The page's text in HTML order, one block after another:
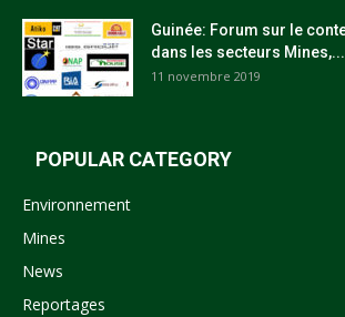
Guinée: Forum sur le
dans les secteurs Mines,...
11 novembre 2019
POPULAR CATEGORY
Environnement
Mines
News
Reportages